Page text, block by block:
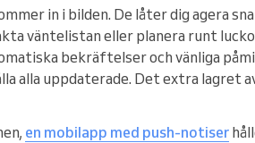
in i bilden. De låter dig agera
väntelistan eller planera runt
bekräftelser och vänliga
alla uppdaterade. Det extra lagret
en mobilapp med push-notiser